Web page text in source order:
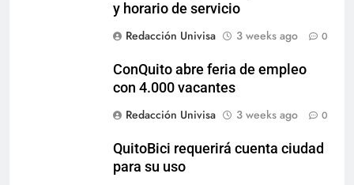
y horario de servicio
Redacción Univisa
3 weeks ago 0
ConQuito abre feria de empleo
con 4.000 vacantes
Redacción Univisa
3 weeks ago 0
QuitoBici requerirá cuenta ciudad
para su uso